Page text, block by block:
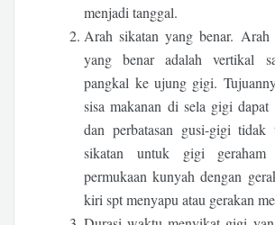
menjadi tanggal.
Arah sikatan yang benar.
yang benar adalah vertikal
pangkal ke ujung gigi.
sisa makanan di sela gigi dapat
dan perbatasan gusi-gigi
sikatan untuk gigi geraham
permukaan kunyah dengan
kiri spt menyapu atau gerakan